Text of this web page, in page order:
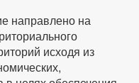
направлено на
исходя из